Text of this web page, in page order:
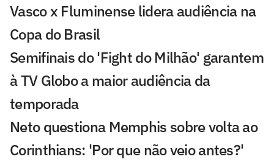
Vasco x Fluminense lidera audiência na
Copa do Brasil
Semifinais do 'Fight do Milhão' garantem
à TV Globo a maior audiência da
temporada
Neto questiona Memphis sobre volta ao
Corinthians: 'Por que não veio antes?'